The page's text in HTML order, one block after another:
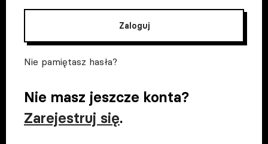
Zaloguj
Nie pamiętasz hasła?
Nie masz jeszcze konta?
Zarejestruj się.